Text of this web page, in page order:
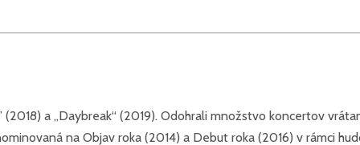
a „Daybreak“ (2019). Odohrali množstvo koncertov
na Objav roka (2014) a Debut roka (2016) v rámci